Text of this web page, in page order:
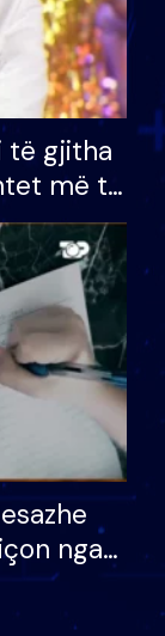
të gjitha
më të
Do më
nga